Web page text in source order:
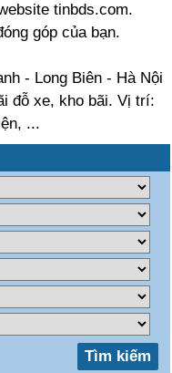
tinbds.com.
góp của bạn.
- Long Biên - Hà Nội
đỗ xe, kho bãi. Vị trí:
...